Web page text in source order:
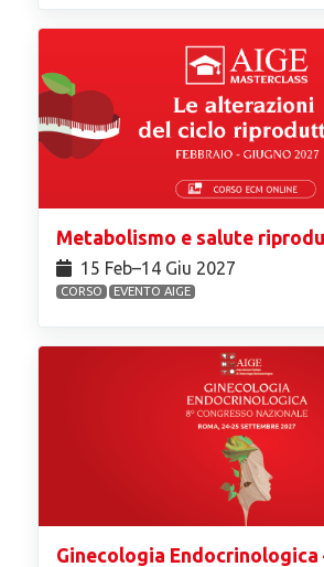
Metabolismo e salute
15 Feb⁠–14 Giu 2027
CORSO EVENTO AIGE
Ginecologia Endocrinologica